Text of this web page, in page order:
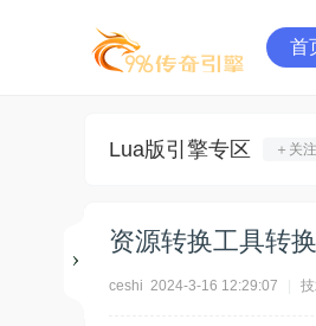
首
Lua版引擎专区 ＋关注
资源转换工具转
ceshi 2024-3-16 12:29:07